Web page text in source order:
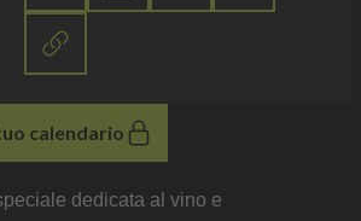
nel tuo calendario
dedicata al vino e